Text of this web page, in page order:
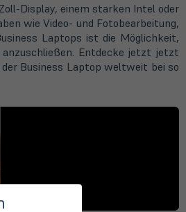
Display, einem starken Intel oder
wie Video- und Fotobearbeitung,
Laptops ist die Möglichkeit,
Entdecke jetzt jetzt
Business Laptop weltweit bei so